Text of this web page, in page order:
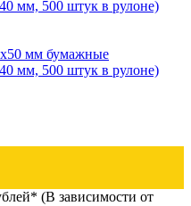
мм бумажные
мм, 500 штук в рулоне)
(В зависимости от